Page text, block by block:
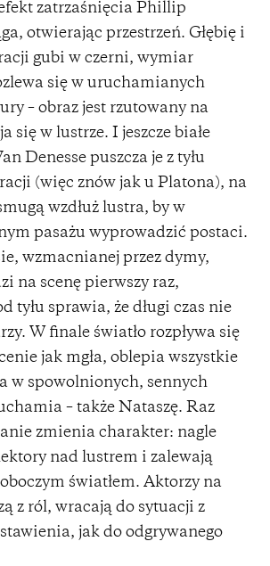
zatrzaśnięcia Phillip
otwierając przestrzeń. Głębię i
gubi w czerni, wymiar
się w uruchamianych
– obraz jest rzutowany na
się w lustrze. I jeszcze białe
Denesse puszcza je z tyłu
(więc znów jak u Platona), na
wzdłuż lustra, by w
pasażu wyprowadzić postaci.
wzmacnianej przez dymy,
na scenę pierwszy raz,
tyłu sprawia, że długi czas nie
W finale światło rozpływa się
jak mgła, oblepia wszystkie
w spowolnionych, sennych
– także Nataszę. Raz
zmienia charakter: nagle
nad lustrem i zalewają
światłem. Aktorzy na
z ról, wracają do sytuacji z
jak do odgrywanego